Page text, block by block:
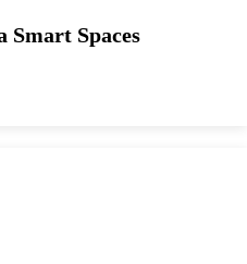
Smart Spaces